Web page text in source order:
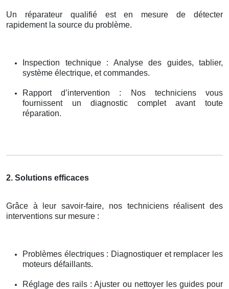
Un réparateur qualifié est en mesure de détecter
rapidement la source du problème.
Inspection technique : Analyse des guides, tablier,
système électrique, et commandes.
Rapport d’intervention : Nos techniciens vous
fournissent un diagnostic complet avant toute
réparation.
2. Solutions efficaces
Grâce à leur savoir-faire, nos techniciens réalisent des
interventions sur mesure :
Problèmes électriques : Diagnostiquer et remplacer les
moteurs défaillants.
Réglage des rails : Ajuster ou nettoyer les guides pour